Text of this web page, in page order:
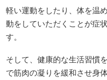
軽い運動をしたり、体を温
動をしていただくことが症
す。
そして、健康的な生活習慣
で筋肉の凝りを緩和させ身